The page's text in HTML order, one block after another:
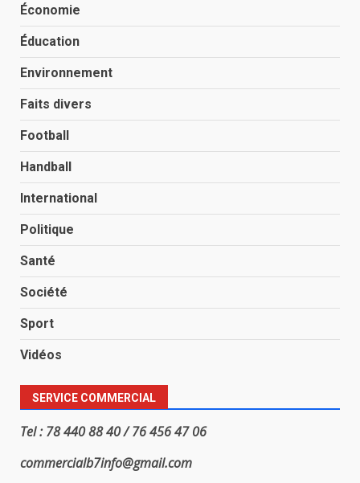
Économie
Éducation
Environnement
Faits divers
Football
Handball
International
Politique
Santé
Société
Sport
Vidéos
SERVICE COMMERCIAL
Tel : 78 440 88 40 / 76 456 47 06
commercialb7info@gmail.com